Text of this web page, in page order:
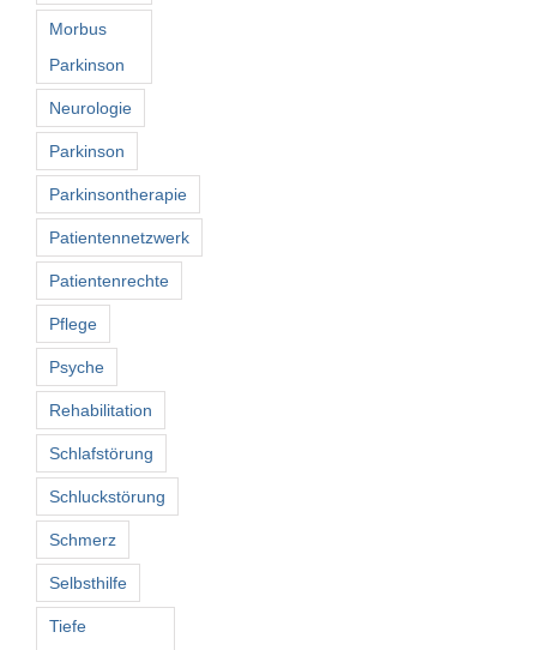
Morbus
Parkinson
Neurologie
Parkinson
Parkinsontherapie
Patientennetzwerk
Patientenrechte
Pflege
Psyche
Rehabilitation
Schlafstörung
Schluckstörung
Schmerz
Selbsthilfe
Tiefe